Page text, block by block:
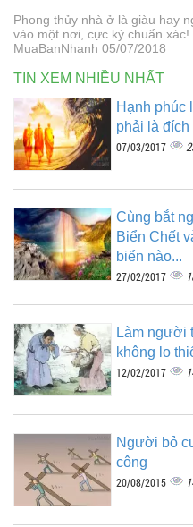
Phong thủy nhà ở là giàu hay
vào một nơi, cực kỳ chuẩn
MuaBanNhanh 05/07/2018
TIN XEM NHIỀU NHẤT
Hạnh phúc
phải là
07/03/2017
Cùng bắt
Biển Chết
biển nào...
27/02/2017
Làm người
không lo
12/02/2017
Người bỏ
công
20/08/2015